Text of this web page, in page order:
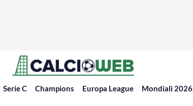
Serie C Champions Europa League Mondiali 2026